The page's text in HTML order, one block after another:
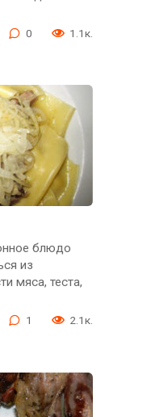
0 1.1к.
блюдо
из
мяса, теста,
1 2.1к.